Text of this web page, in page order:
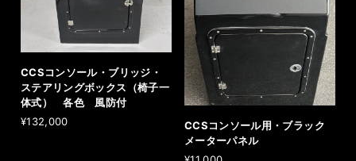
CCSコンソール・ブリッジ・
ステアリングボックス（椅子一
体式） 各色 風防付
¥132,000
CCSコンソール用・ブラック
メーターパネル